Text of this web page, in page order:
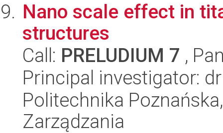
Nano scale effect in
structures
Call: PRELUDIUM 7 ,
Principal investigator:
Politechnika
Zarządzania